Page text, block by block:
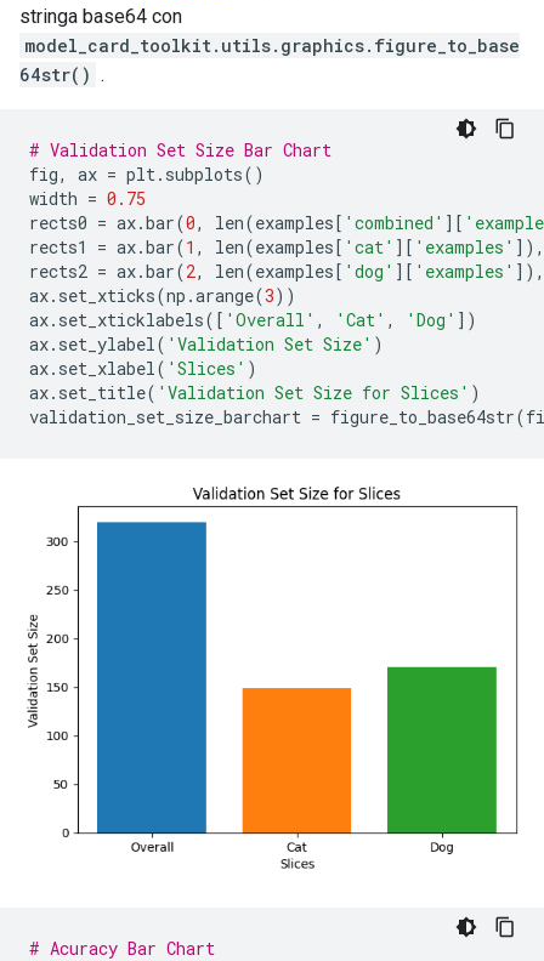
stringa base64 con
model_card_toolkit.utils.graphics.figure_to_base
64str() .
# Validation Set Size Bar Chart
fig, ax = plt. subplots()
width = 0.75
rects0 = ax.bar(0, len(examples[ 'combined' ][
rects1 = ax.bar(1 , len(examples[ 'cat' ][ 'examples' ]),
rects2 = ax.bar(2, len(examples[ 'dog' ][ 'examples' ]),
ax. set_xticks(np .arange(3))
ax. set_xticklabels([ 'Overall' , 'Cat' , 'Dog' ])
ax. set_ylabel( 'Validation Set Size' )
ax. set_xlabel( 'Slices' )
ax. set_title( 'Validation Set Size for Slices' )
validation_set_size_barchart = figure_to_base64str(
# Acuracy Bar Chart